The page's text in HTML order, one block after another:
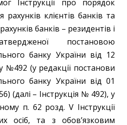
Інструкції про порядок
рахунків клієнтів банків та
банків – резидентів і
постановою
банку України від 12
№492 (у редакції постанови
банку України від 01
(далі – Інструкція № 492), у
п. 62 розд. V Інструкції
осіб, та з обов’язковим